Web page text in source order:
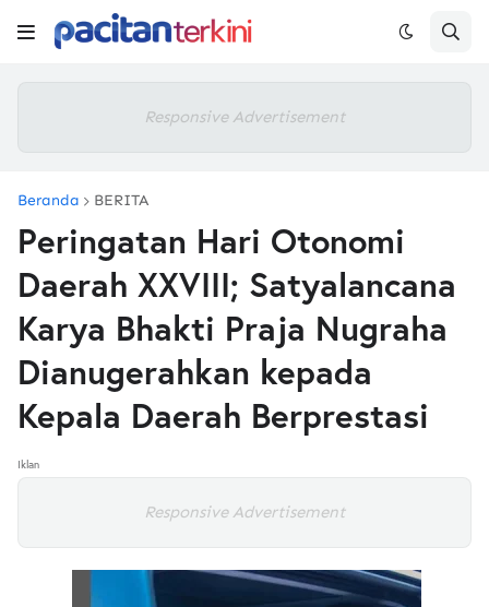
Responsive Advertisement
Beranda BERITA
Peringatan Hari Otonomi
Daerah XXVIII; Satyalancana
Karya Bhakti Praja Nugraha
Dianugerahkan kepada
Kepala Daerah Berprestasi
Iklan
Responsive Advertisement